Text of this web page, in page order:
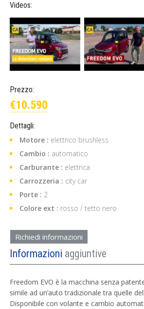
Videos:
Prezzo:
€10.590
Dettagli:
Motore : elettrico brushless
Cambio : automatico
Carburante : elettrica
Carrozzeria : city car
Porte : 2
Colore ext : rosso / tetto nero
Richiedi informazioni
Informazioni aggiuntive
Freedom EVO è la macchina senza
simile ad un’auto tradizionale tra quelle
Disponibile con volante e cambio